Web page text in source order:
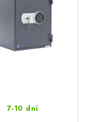
7-10 dní